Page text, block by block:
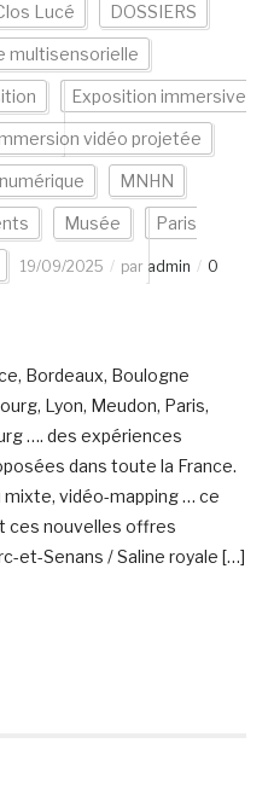
Lucé DOSSIERS
multisensorielle
Exposition immersive
vidéo projetée
MNHN
Musée Paris
19/09/2025 par admin
0
Bordeaux, Boulogne
Lyon, Meudon, Paris,
…. des expériences
dans toute la France.
vidéo-mapping … ce
ces nouvelles offres
et-Senans / Saline royale […]